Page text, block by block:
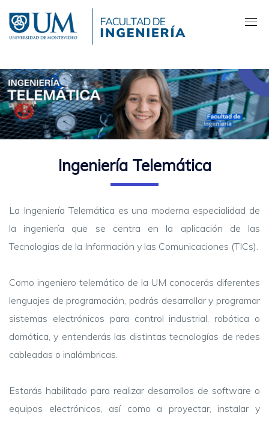
contenido
principal
Ingeniería Telemática
La Ingeniería Telemática es una moderna especialidad de
la ingeniería que se centra en la aplicación de las
Tecnologías de la Información y las Comunicaciones (TICs).
Como ingeniero telemático de la UM conocerás diferentes
lenguajes de programación, podrás desarrollar y programar
sistemas electrónicos para control industrial, robótica o
domótica, y entenderás las distintas tecnologías de redes
cableadas o inalámbricas.
Estarás habilitado para realizar desarrollos de software o
equipos electrónicos, así como a proyectar, instalar y